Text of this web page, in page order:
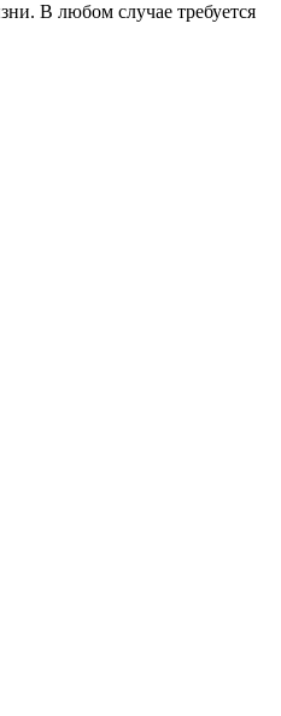
В любом случае требуется